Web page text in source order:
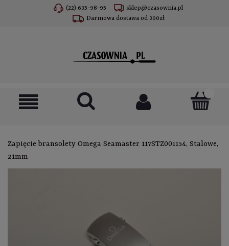
(22) 635-98-95
sklep@czasownia.pl
Darmowa dostawa od 300zł
Zapięcie bransolety Omega Seamaster 117STZ001154, Stalowe,
21mm